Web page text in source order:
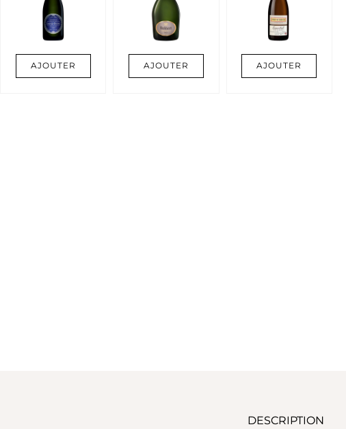
AJOUTER AJOUTER AJOUTER
DESCRIPTION